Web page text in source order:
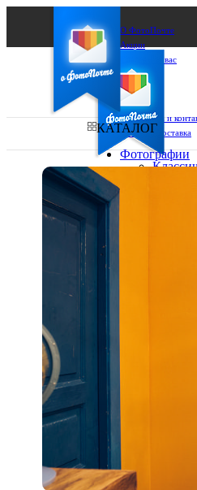
О ФотоПочте
Акции
Сделаем за вас
Бизнесу
FAQ
Франшиза
Поддержка и
Оплата и доставка
Ваш город:
Выберите из
Не нашли Ваш
Мы доставляем
КАТАЛОГ
Фотографии